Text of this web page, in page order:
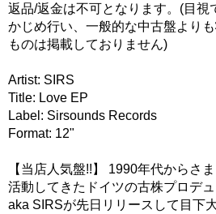
返品/返金は不可となります。(目視
かじめ行い、一般的な中古盤より
ものは掲載しておりません)
Artist: SIRS
Title: Love EP
Label: Sirsounds Records
Format: 12"
【当店人気盤!!】 1990年代からさ
活動してきたドイツの古株プロデ
aka SIRSが先日リリースして目下